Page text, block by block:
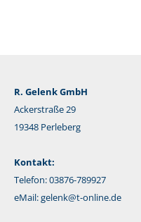
R. Gelenk GmbH
Ackerstraße 29
19348 Perleberg
Kontakt:
Telefon: 03876-789927
eMail:gelenk@t-online.de